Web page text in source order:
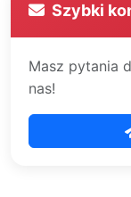
Szybki
Masz pytania
nas!